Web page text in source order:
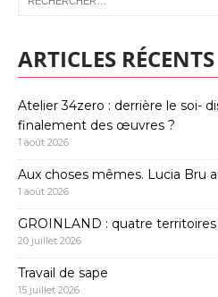
ARTICLES RÉCENTS
Atelier 34zero : derrière le soi-
finalement des œuvres ?
1 août 2026
Aux choses mêmes. Lucia Bru
1 août 2026
GROINLAND : quatre
20 juillet 2026
Travail de sape
15 juillet 2026